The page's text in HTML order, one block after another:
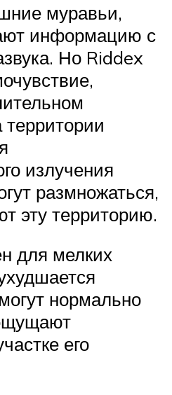
муравьи,
информацию с
Но Riddex
излучения
размножаться,
эту территорию.
для мелких
нормально
его